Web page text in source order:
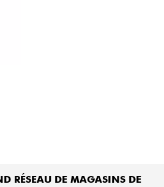
RÉSEAU DE MAGASINS DE